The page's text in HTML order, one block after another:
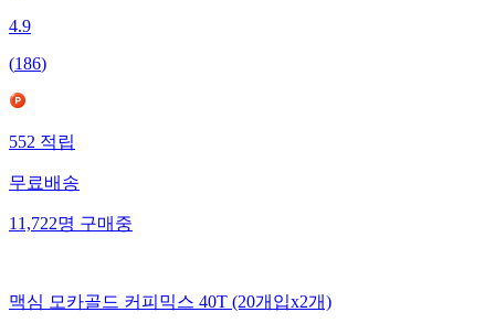
4.9
(186)
552적립
무료배송
11,722명구매중
맥심 모카골드 커피믹스 40T (20개입x2개)